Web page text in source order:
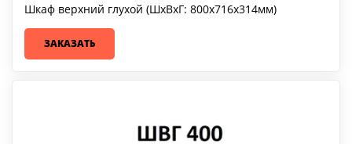
Шкаф верхний глухой (ШхВхГ: 800х716х314мм)
ЗАКАЗАТЬ